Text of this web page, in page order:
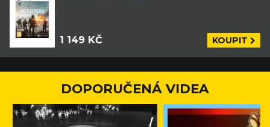
1 149 KČ KOUPIT
DOPORUČENÁ VIDEA